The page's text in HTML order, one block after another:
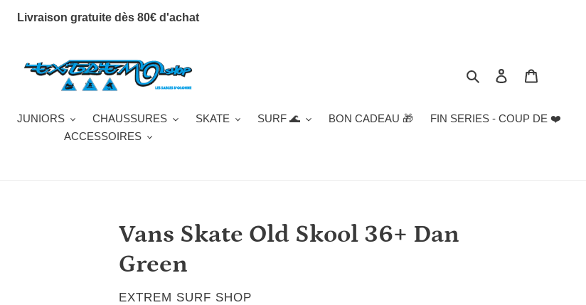
Livraison gratuite dès 80€ d'achat
RechercherSe connecter
JUNIORS CHAUSSURES SKATE SURF 🌊 BON CADEAU 🎁
FIN SERIES - COUP DE ❤️
ACCESSOIRES
Vans Skate Old Skool 36+ Dan
Green
DISTRIBUTEUR
EXTREM SURF SHOP